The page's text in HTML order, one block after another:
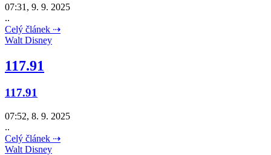
07:31, 9. 9. 2025
..
Celý článek ⇢
Walt Disney
117.91
117.91
07:52, 8. 9. 2025
..
Celý článek ⇢
Walt Disney